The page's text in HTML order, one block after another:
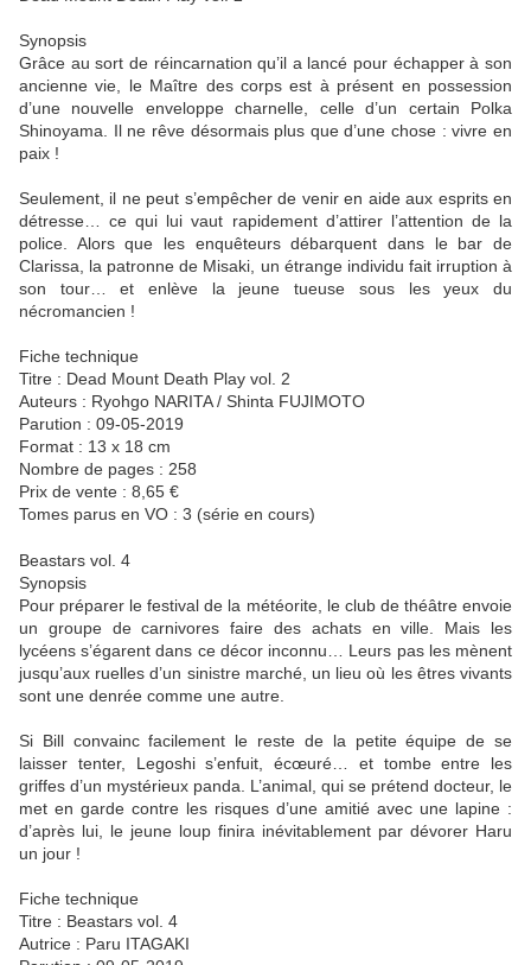
Synopsis
Grâce au sort de réincarnation qu’il a lancé pour échapper à son
ancienne vie, le Maître des corps est à présent en possession
d’une nouvelle enveloppe charnelle, celle d’un certain Polka
Shinoyama. Il ne rêve désormais plus que d’une chose : vivre en
paix !
Seulement, il ne peut s’empêcher de venir en aide aux esprits en
détresse… ce qui lui vaut rapidement d’attirer l’attention de la
police. Alors que les enquêteurs débarquent dans le bar de
Clarissa, la patronne de Misaki, un étrange individu fait irruption à
son tour… et enlève la jeune tueuse sous les yeux du
nécromancien !
Fiche technique
Titre : Dead Mount Death Play vol. 2
Auteurs : Ryohgo NARITA / Shinta FUJIMOTO
Parution : 09-05-2019
Format : 13 x 18 cm
Nombre de pages : 258
Prix de vente : 8,65 €
Tomes parus en VO : 3 (série en cours)
Beastars vol. 4
Synopsis
Pour préparer le festival de la météorite, le club de théâtre envoie
un groupe de carnivores faire des achats en ville. Mais les
lycéens s’égarent dans ce décor inconnu… Leurs pas les mènent
jusqu’aux ruelles d’un sinistre marché, un lieu où les êtres vivants
sont une denrée comme une autre.
Si Bill convainc facilement le reste de la petite équipe de se
laisser tenter, Legoshi s’enfuit, écœuré… et tombe entre les
griffes d’un mystérieux panda. L’animal, qui se prétend docteur, le
met en garde contre les risques d’une amitié avec une lapine :
d’après lui, le jeune loup finira inévitablement par dévorer Haru
un jour !
Fiche technique
Titre : Beastars vol. 4
Autrice : Paru ITAGAKI